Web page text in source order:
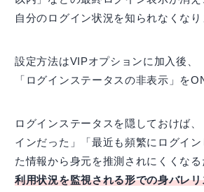
自分のログイン状況を知られなくなり
設定方法はVIPオプションに加入後、
「ログインステータスの非表示」を
ログインステータスを隠しておけば
インだった」「最近も頻繁にログイ
た情報から身元を推測されにくくなる
利用状況を監視される形での身バレ